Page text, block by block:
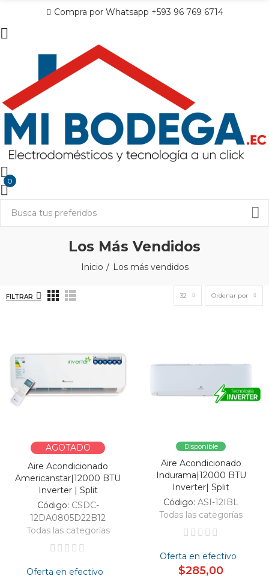
Compra por Whatsapp +593 96 769 6714
0
Los Más Vendidos
Inicio Los más vendidos
FILTRAR 32 Ordenar por
AGOTADO
Aire Acondicionado
Americanstar|12000 BTU
Inverter | Split
Código: CSDC-
12DA0805D22B12
Todas las categorías
Oferta en efectivo
Disponible
Aire Acondicionado
Indurama|12000 BTU
Inverter| Split
Código:ASI-12IBL
Todas las categorías
Oferta en efectivo
$285,00